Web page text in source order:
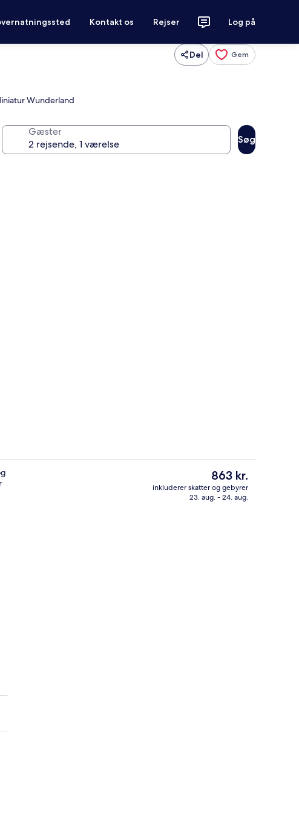
Kontakt os Rejser Log på
Del Gem
Wunderland
Gæster
Søg
Den
nuværende
pris
863 kr.
inkluderer skatter og gebyrer
23. aug. - 24. aug.